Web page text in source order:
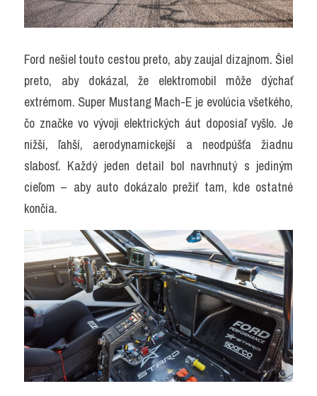
Ford nešiel touto cestou preto, aby zaujal dizajnom. Šiel
preto, aby dokázal, že elektromobil môže dýchať
extrémom. Super Mustang Mach-E je evolúcia všetkého,
čo značke vo vývoji elektrických áut doposiaľ vyšlo. Je
nižší, ľahší, aerodynamickejší a neodpúšťa žiadnu
slabosť. Každý jeden detail bol navrhnutý s jediným
cieľom – aby auto dokázalo prežiť tam, kde ostatné
končia.